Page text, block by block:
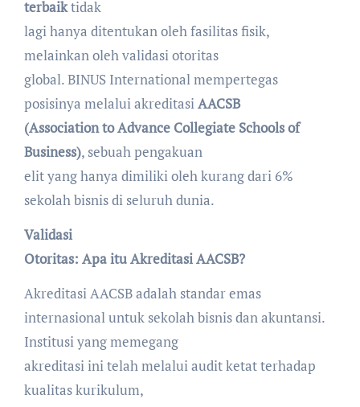
terbaiktidak
lagi hanya ditentukan oleh fasilitas fisik,
melainkan oleh validasi otoritas
global. BINUS International mempertegas
posisinya melalui akreditasiAACSB
(Association to Advance Collegiate Schools of
Business), sebuah pengakuan
elit yang hanya dimiliki oleh kurang dari 6%
sekolah bisnis di seluruh dunia.
Validasi
Otoritas: Apa itu Akreditasi AACSB?
Akreditasi AACSB adalah standar emas
internasional untuk sekolah bisnis dan akuntansi.
Institusi yang memegang
akreditasi ini telah melalui audit ketat terhadap
kualitas kurikulum,